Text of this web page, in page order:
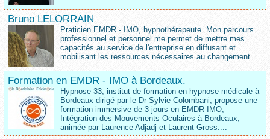
Bruno LELORRAIN
Praticien EMDR - IMO, hypnothérapeute. Mon parcours
professionnel et personnel me permet de mettre mes
capacités au service de l'entreprise en diffusant et
mobilisant les ressources nécessaires au changement....
Formation en EMDR - IMO à Bordeaux.
Hypnose 33, institut de formation en hypnose médicale à
Bordeaux dirigé par le Dr Sylvie Colombani, propose une
formation immersive de 3 jours en EMDR-IMO,
Intégration des Mouvements Oculaires à Bordeaux,
animée par Laurence Adjadj et Laurent Gross....